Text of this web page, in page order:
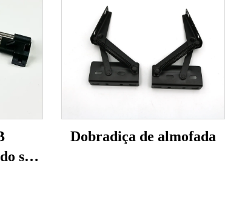
sem
Dobradiça de almofada